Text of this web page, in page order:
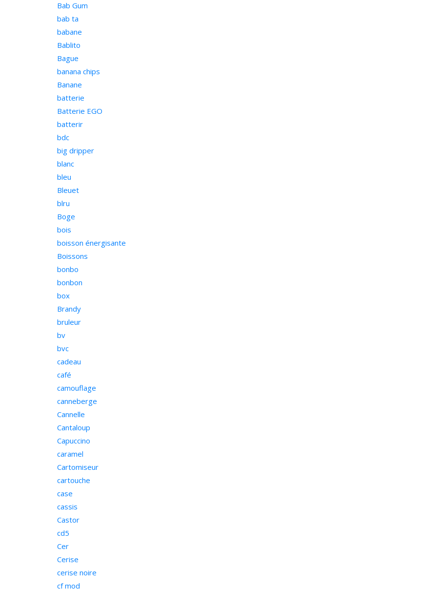
Bab Gum
bab ta
babane
Bablito
Bague
banana chips
Banane
batterie
Batterie EGO
batterir
bdc
big dripper
blanc
bleu
Bleuet
blru
Boge
bois
boisson énergisante
Boissons
bonbo
bonbon
box
Brandy
bruleur
bv
bvc
cadeau
café
camouflage
canneberge
Cannelle
Cantaloup
Capuccino
caramel
Cartomiseur
cartouche
case
cassis
Castor
cd5
Cer
Cerise
cerise noire
cf mod